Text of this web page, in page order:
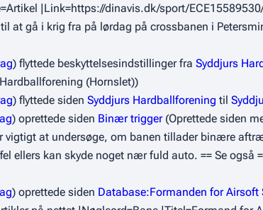
|Link=https://dinavis.dk/sport/
at gå i krig fra på lørdag på crossbanen i
flyttede beskyttelsesindstillinger fra Syddjurs
(Hornslet))
flyttede siden Syddjurs Hardballforening til
oprettede siden Binær trigger (Oprettede siden
at undersøge, om banen tillader binære
ellers kan skyde noget nær fuld auto. == Se også
oprettede siden Database:Formanden for